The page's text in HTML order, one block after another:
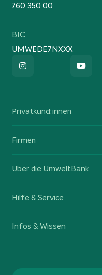
760 350 00
BIC
UMWEDE7NXXX
Privatkund:innen
Firmen
Über die UmweltBank
Hilfe & Service
Infos & Wissen